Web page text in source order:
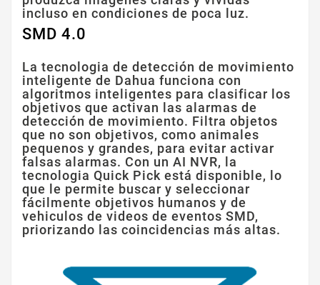
incluso en condiciones de poca luz.
SMD 4.0
La tecnologia de detección de movimiento
inteligente de Dahua funciona con
algoritmos inteligentes para clasificar los
objetivos que activan las alarmas de
detección de movimiento. Filtra objetos
que no son objetivos, como animales
pequenos y grandes, para evitar activar
falsas alarmas. Con un AI NVR, la
tecnologia Quick Pick está disponible, lo
que le permite buscar y seleccionar
fácilmente objetivos humanos y de
vehiculos de videos de eventos SMD,
priorizando las coincidencias más altas.